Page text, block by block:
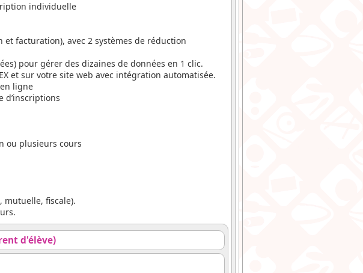
individuelle
et facturation), avec 2 systèmes de réduction
pour gérer des dizaines de données en 1 clic.
et sur votre site web avec intégration automatisée.
ligne
d’inscriptions
ou plusieurs cours
mutuelle, fiscale).
d'élève)